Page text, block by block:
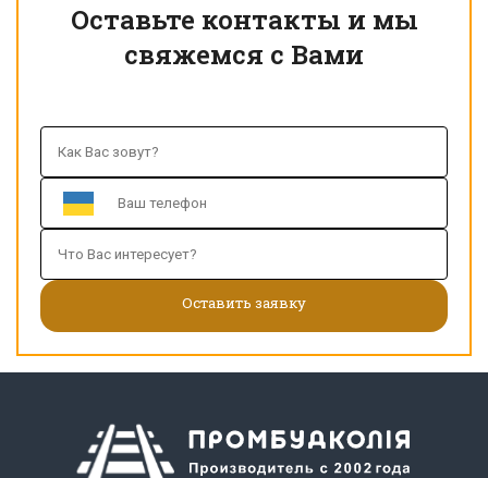
Оставьте контакты и мы
свяжемся с Вами